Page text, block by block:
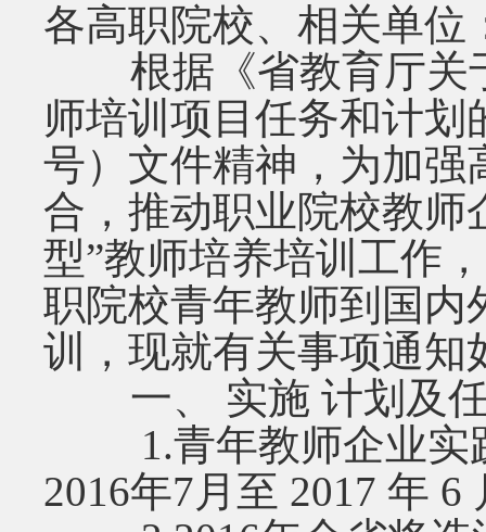
各高职院校、相关单位
根据《省教育厅关
师培训项目任务和计划
号）文件精神，为加强
合，推动职业院校教师
型”教师培养培训工作
职院校青年教师到国内
训，现就有关事项通知
一、 实施 计划及
1.青年教师企业实
2016年7月至 2017 年 6